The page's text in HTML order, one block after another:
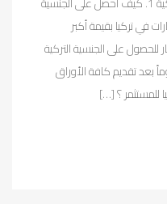
تركيا بقيمة أكبر
للحصول على الجنسية التركية
في تركيا ؟ حوالي 90 يوماً بعد تقديم كافة الأوراق